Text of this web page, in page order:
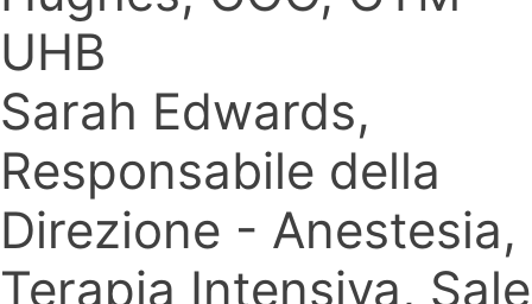
UHB
Sarah Edwards,
Responsabile della
Direzione - Anestesia,
Terapia Intensiva, Sale